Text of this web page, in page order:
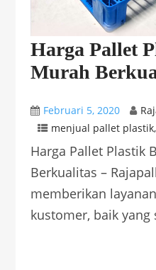
Harga Pallet
Murah
Februari 5, 2020
menjual pallet plastik,
Harga Pallet Plastik
Berkualitas –
memberikan
kustomer, baik yang